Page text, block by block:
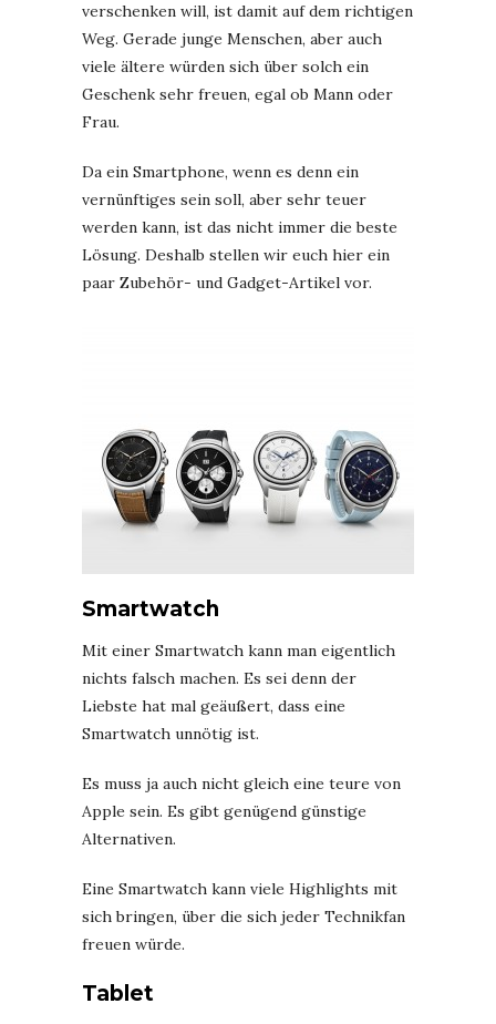
verschenken will, ist damit auf dem richtigen
Weg. Gerade junge Menschen, aber auch
viele ältere würden sich über solch ein
Geschenk sehr freuen, egal ob Mann oder
Frau.
Da ein Smartphone, wenn es denn ein
vernünftiges sein soll, aber sehr teuer
werden kann, ist das nicht immer die beste
Lösung. Deshalb stellen wir euch hier ein
paar Zubehör- und Gadget-Artikel vor.
Smartwatch
Mit einer Smartwatch kann man eigentlich
nichts falsch machen. Es sei denn der
Liebste hat mal geäußert, dass eine
Smartwatch unnötig ist.
Es muss ja auch nicht gleich eine teure von
Apple sein. Es gibt genügend günstige
Alternativen.
Eine Smartwatch kann viele Highlights mit
sich bringen, über die sich jeder Technikfan
freuen würde.
Tablet